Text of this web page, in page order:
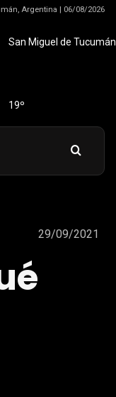
Argentina | 06/08/2026
San Miguel de Tucumán
19º
29/09/2021